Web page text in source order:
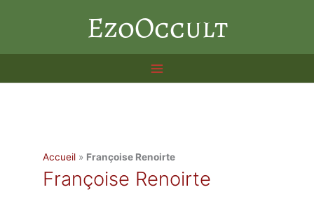
EzoOccult
Accueil » Françoise Renoirte
Françoise Renoirte